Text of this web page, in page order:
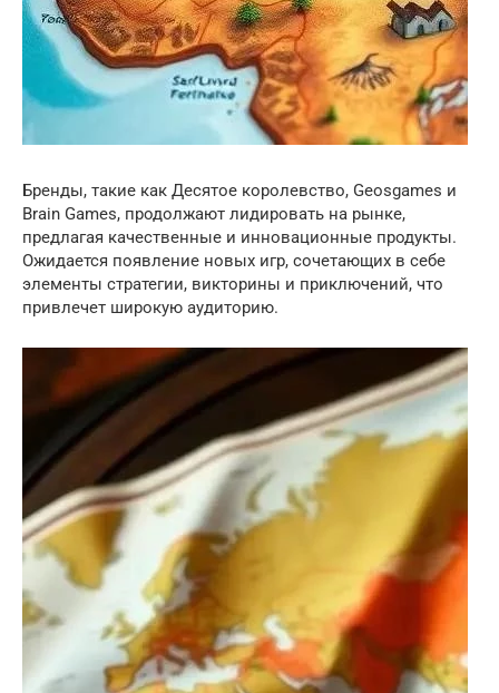
Бренды, такие как Десятое королевство, Geosgames и
Brain Games, продолжают лидировать на рынке,
предлагая качественные и инновационные продукты.
Ожидается появление новых игр, сочетающих в себе
элементы стратегии, викторины и приключений, что
привлечет широкую аудиторию.